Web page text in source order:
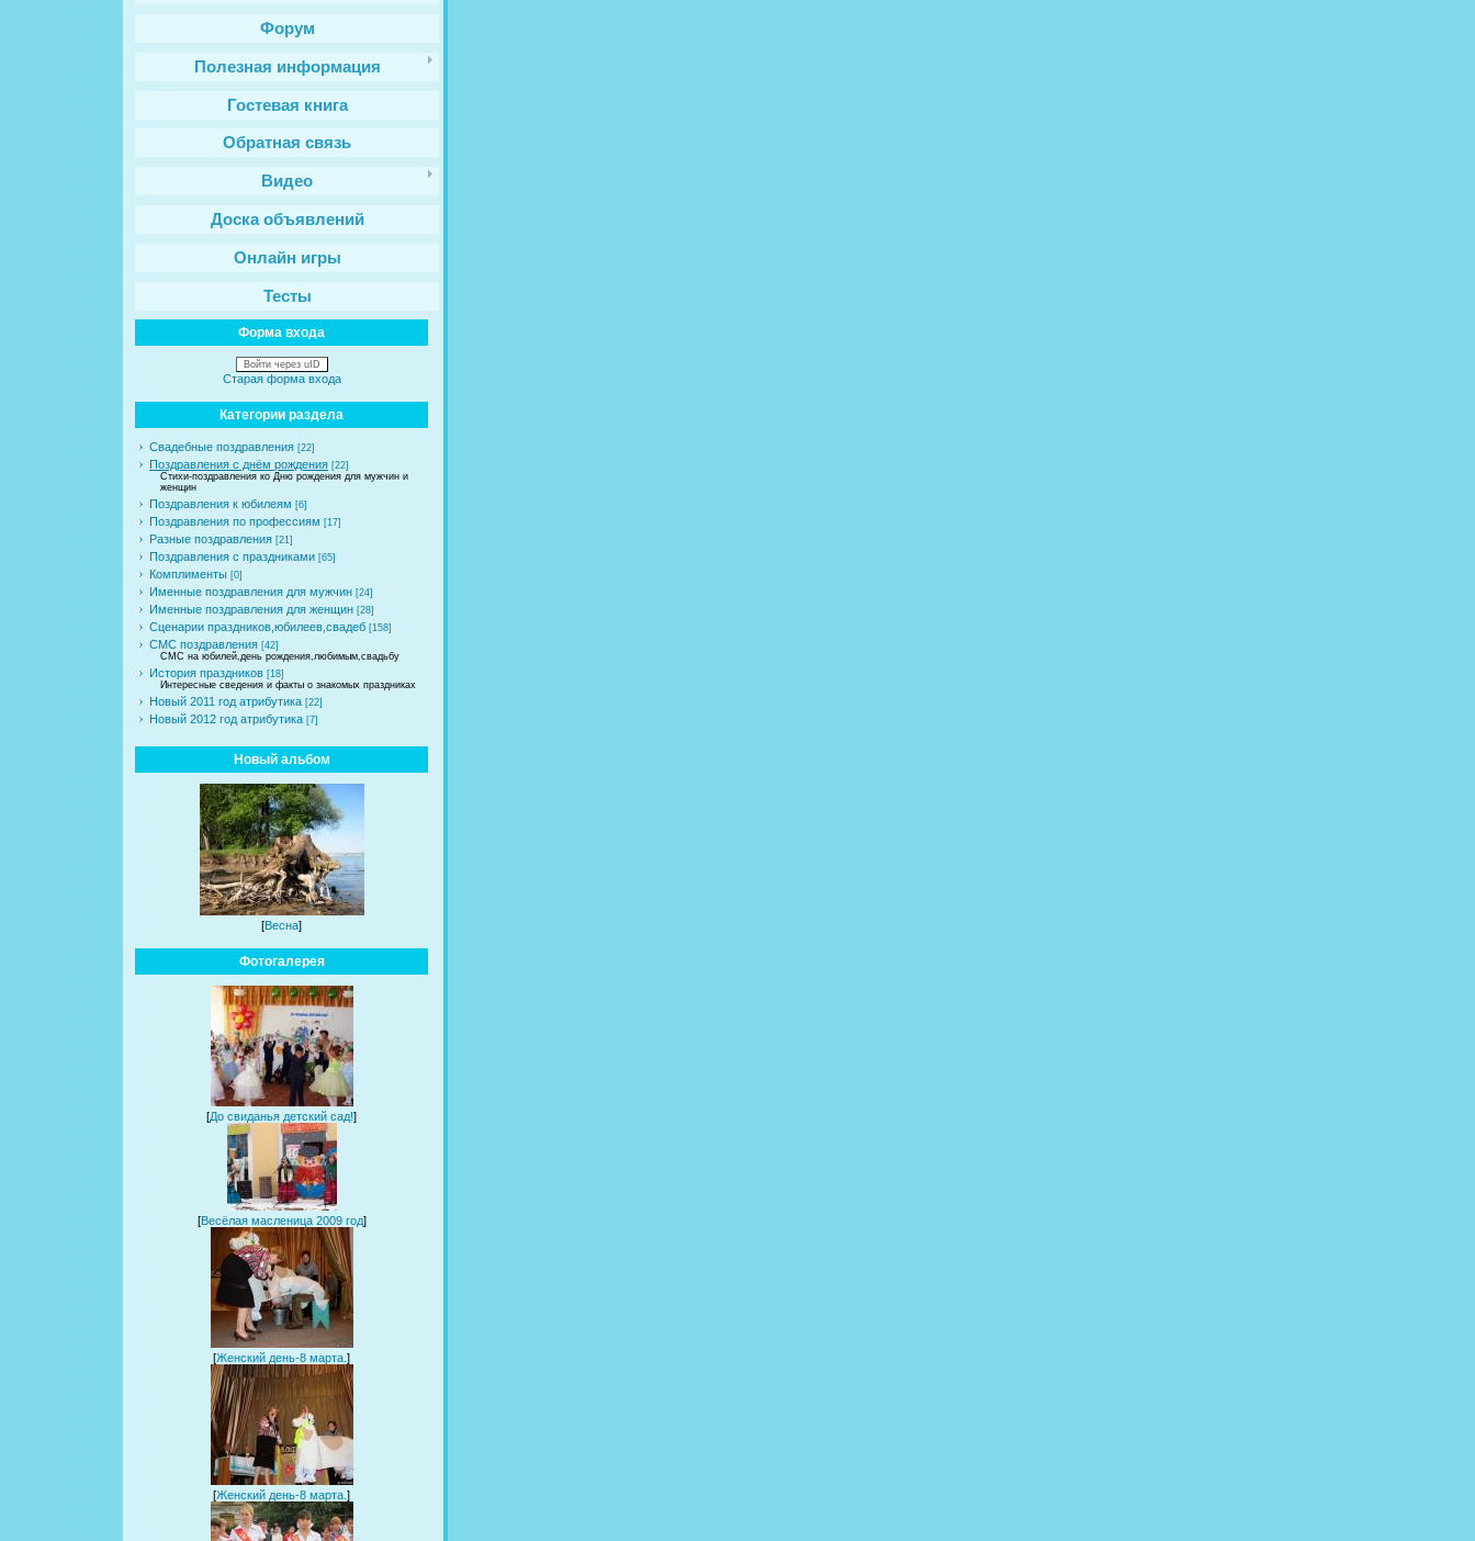
Форум
Полезная информация
Гостевая книга
Обратная связь
Видео
Доска объявлений
Онлайн игры
Тесты
Форма входа
Войти через uID
Старая форма входа
Категории раздела
Свадебные поздравления [22]
Поздравления с днём рождения [22]
Стихи-поздравления ко Дню рождения для мужчин и
женщин
Поздравления к юбилеям [6]
Поздравления по профессиям [17]
Разные поздравления [21]
Поздравления с праздниками [65]
Комплименты [0]
Именные поздравления для мужчин [24]
Именные поздравления для женщин [28]
Сценарии праздников,юбилеев,свадеб [158]
СМС поздравления [42]
СМС на юбилей,день рождения,любимым,свадьбу
История праздников [18]
Интересные сведения и факты о знакомых праздниках
Новый 2011 год атрибутика [22]
Новый 2012 год атрибутика [7]
Новый альбом
[Весна]
Фотогалерея
[До свиданья детский сад!]
[Весёлая масленица 2009 год]
[Женский день-8 марта. ]
[Женский день-8 марта. ]